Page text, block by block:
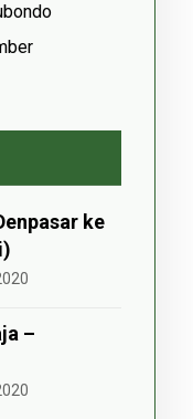
ke
–